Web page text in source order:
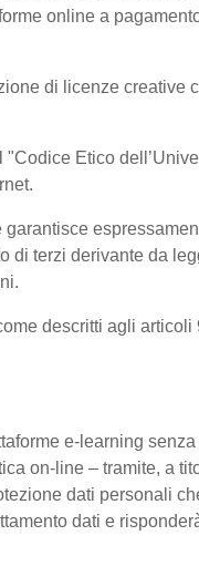
online a
di licenze creative
Etico
di terzi derivante da
descritti agli
e-learning
on-line – tramite, a
dati personali
dati e